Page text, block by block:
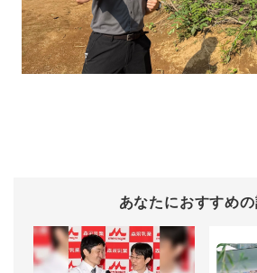
あなたにおすすめ